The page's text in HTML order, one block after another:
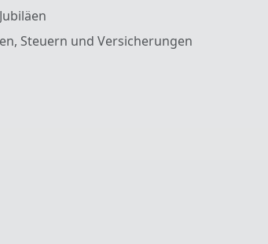
Steuern und Versicherungen